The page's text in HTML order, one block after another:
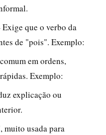
Exige que o verbo da
de "pois". Exemplo:
em ordens,
Exemplo:
explicação ou
usada para